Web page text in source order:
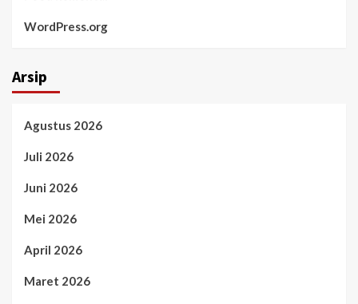
WordPress.org
Arsip
Agustus 2026
Juli 2026
Juni 2026
Mei 2026
April 2026
Maret 2026